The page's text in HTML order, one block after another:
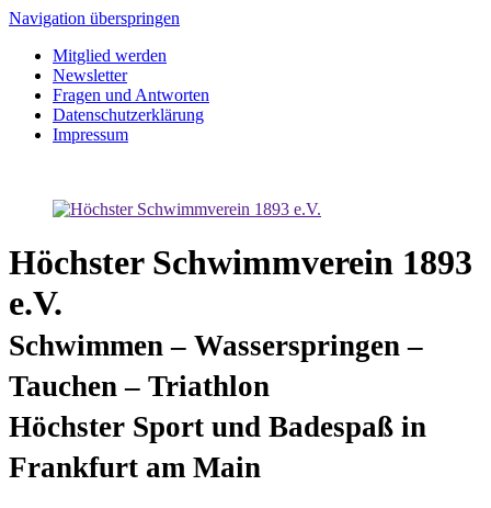
Navigation überspringen
Mitglied werden
Newsletter
Fragen und Antworten
Datenschutzerklärung
Impressum
Höchster Schwimmverein 1893
e.V.
Schwimmen – Wasserspringen –
Tauchen – Triathlon
Höchster Sport und Badespaß in
Frankfurt am Main